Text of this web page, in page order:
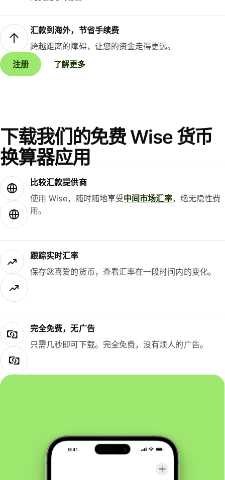
汇款到海外，节省手续费
跨越距离的障碍，让您的资金走得更远。
注册
了解更多
下载我们的免费 Wise 货币
换算器应用
比较汇款提供商
使用 Wise，随时随地享受中间市场汇率，绝无隐性费
用。
跟踪实时汇率
保存您喜爱的货币，查看汇率在一段时间内的变化。
完全免费，无广告
只需几秒即可下载。完全免费，没有烦人的广告。